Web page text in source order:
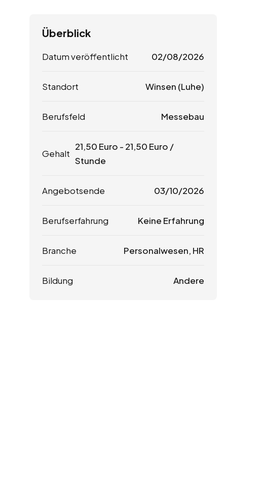
Überblick
Datum veröffentlicht 02/08/2026
Standort Winsen (Luhe)
Berufsfeld Messebau
Gehalt
21,50 Euro - 21,50 Euro /
Stunde
Angebotsende 03/10/2026
Berufserfahrung Keine Erfahrung
Branche Personalwesen, HR
Bildung Andere